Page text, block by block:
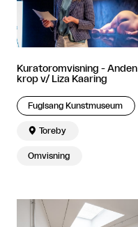
Kuratoromvisning - Anden
krop v/ Liza Kaaring
Fuglsang Kunstmuseum
 Toreby
Omvisning